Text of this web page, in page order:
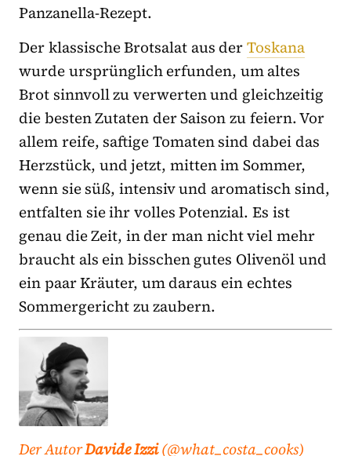
Panzanella-Rezept.
Der klassische Brotsalat aus derToskana
wurde ursprünglich erfunden, um altes
Brot sinnvoll zu verwerten und gleichzeitig
die besten Zutaten der Saison zu feiern. Vor
allem reife, saftige Tomaten sind dabei das
Herzstück, und jetzt, mitten im Sommer,
wenn sie süß, intensiv und aromatisch sind,
entfalten sie ihr volles Potenzial. Es ist
genau die Zeit, in der man nicht viel mehr
braucht als ein bisschen gutes Olivenöl und
ein paar Kräuter, um daraus ein echtes
Sommergericht zu zaubern.
Der AutorDavide Izzi(@what_costa_cooks)